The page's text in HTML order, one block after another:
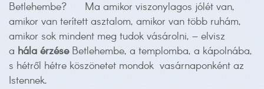
Betlehembe? Ma amikor viszonylagos jólét van,
amikor van terített asztalom, amikor van több ruhám,
amikor sok mindent meg tudok vásárolni, – elvisz
a hála érzéseBetlehembe, a templomba, a kápolnába,
s hétről hétre köszönetet mondok vasárnaponként az
Istennek.